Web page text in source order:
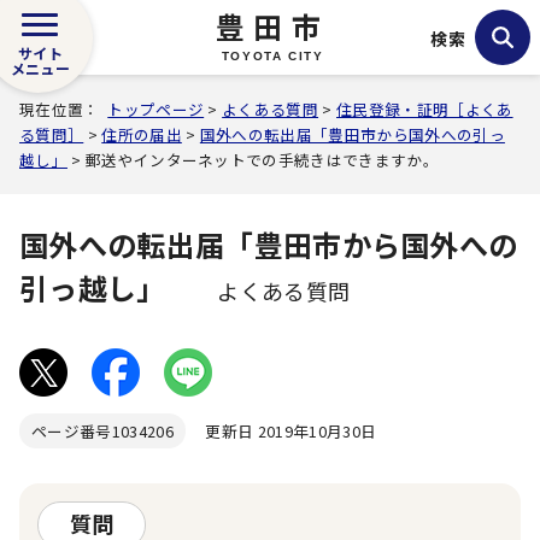
豊田市
TOYOTA CITY
サイト
メニュー
検索
現在位置： トップページ > よくある質問 >住民登録・証明［よくあ
る質問］
>住所の届出 > 国外への転出届「豊田市から国外への引っ
越し」
> 郵送やインターネットでの手続きはできますか。
国外への転出届「豊田市から国外への
引っ越し」
よくある質問
ページ番号1034206 更新日 2019年10月30日
質問